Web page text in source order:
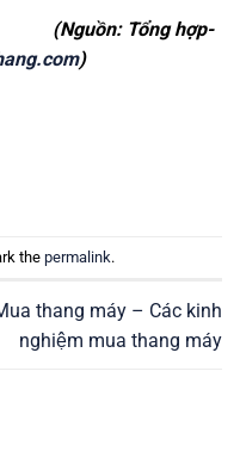
(Nguồn: Tổng hợp-
)
the permalink.
thang máy – Các kinh
nghiệm mua thang máy